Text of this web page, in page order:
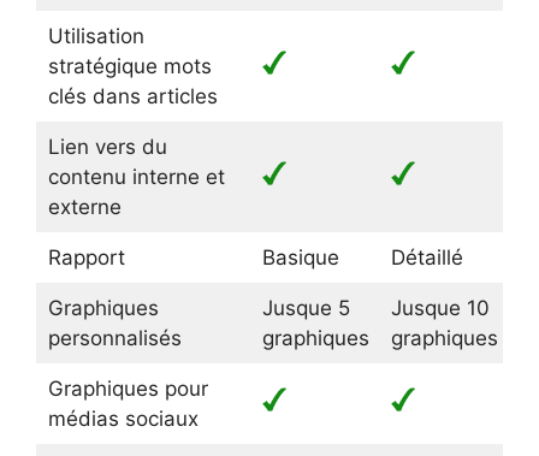
Utilisation
stratégique mots
clés dans articles
Lien vers du
contenu interne et
externe
Rapport Basique Détaillé
Graphiques
personnalisés
Jusque 5
graphiques
Jusque 10
graphiques
Graphiques pour
médias sociaux